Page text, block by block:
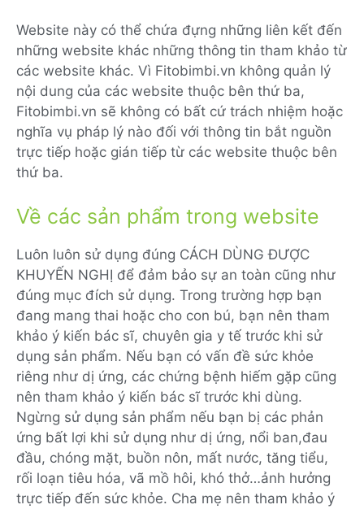
Website này có thể chứa đựng những liên kết đến
những website khác những thông tin tham khảo từ
các website khác. Vì Fitobimbi.vn không quản lý
nội dung của các website thuộc bên thứ ba,
Fitobimbi.vn sẽ không có bất cứ trách nhiệm hoặc
nghĩa vụ pháp lý nào đối với thông tin bắt nguồn
trực tiếp hoặc gián tiếp từ các website thuộc bên
thứ ba.
Về các sản phẩm trong website
Luôn luôn sử dụng đúng CÁCH DÙNG ĐƯỢC
KHUYẾN NGHỊ để đảm bảo sự an toàn cũng như
đúng mục đích sử dụng. Trong trường hợp bạn
đang mang thai hoặc cho con bú, bạn nên tham
khảo ý kiến bác sĩ, chuyên gia y tế trước khi sử
dụng sản phẩm. Nếu bạn có vấn đề sức khỏe
riêng như dị ứng, các chứng bệnh hiếm gặp cũng
nên tham khảo ý kiến bác sĩ trước khi dùng.
Ngừng sử dụng sản phẩm nếu bạn bị các phản
ứng bất lợi khi sử dụng như dị ứng, nổi ban,đau
đầu, chóng mặt, buồn nôn, mất nước, tăng tiểu,
rối loạn tiêu hóa, vã mồ hôi, khó thở…ảnh hưởng
trực tiếp đến sức khỏe. Cha mẹ nên tham khảo ý